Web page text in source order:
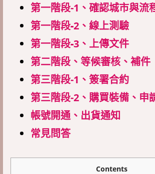
第一階段-1、確認城市與流
第一階段-2、線上測驗
第一階段-3、上傳文件
第二階段、等候審核、補件
第三階段-1、簽署合約
第三階段-2、購買裝備、申
帳號開通、出貨通知
常見問答
Contents